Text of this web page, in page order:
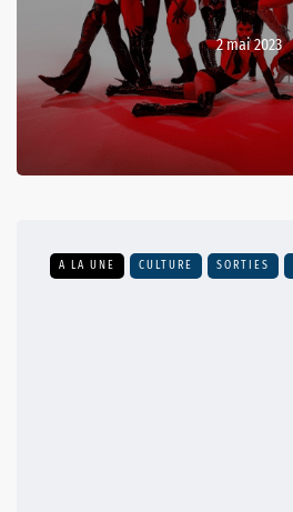
2 mai 2023
A LA UNE CULTURE SORTIES